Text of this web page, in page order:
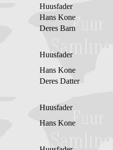
Huusfader
Hans Kone
Deres Barn
Huusfader
Hans Kone
Deres Datter
Huusfader
Hans Kone